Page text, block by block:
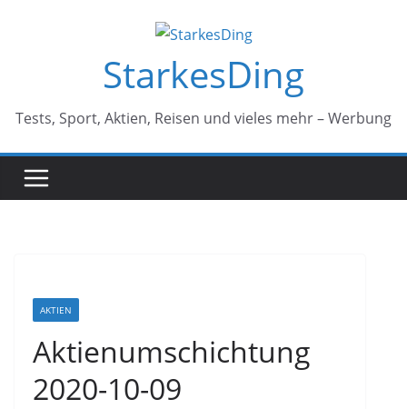
StarkesDing
Tests, Sport, Aktien, Reisen und vieles mehr – Werbung
AKTIEN
Aktienumschichtung
2020-10-09